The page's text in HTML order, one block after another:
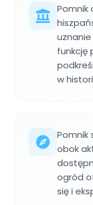
Pomnik
funkcję
w
Pomnik
obok
ogród
się i